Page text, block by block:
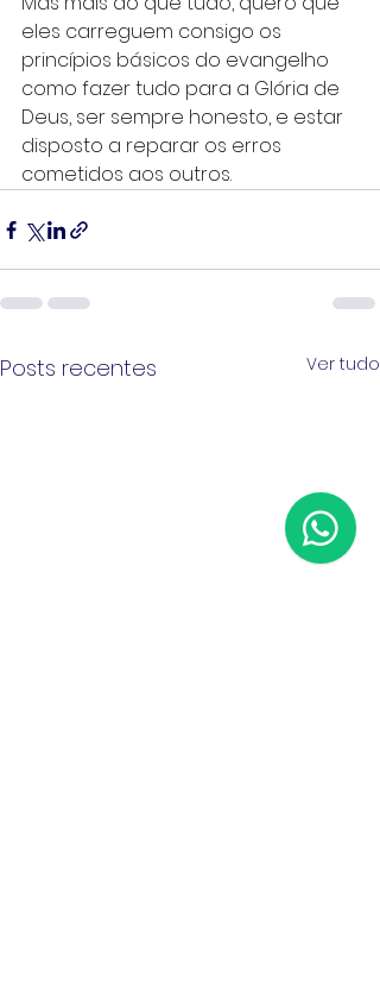
eles carreguem consigo os
princípios básicos do evangelho
como fazer tudo para a Glória de
Deus, ser sempre honesto, e estar
disposto a reparar os erros
cometidos aos outros.
Posts recentes Ver tudo